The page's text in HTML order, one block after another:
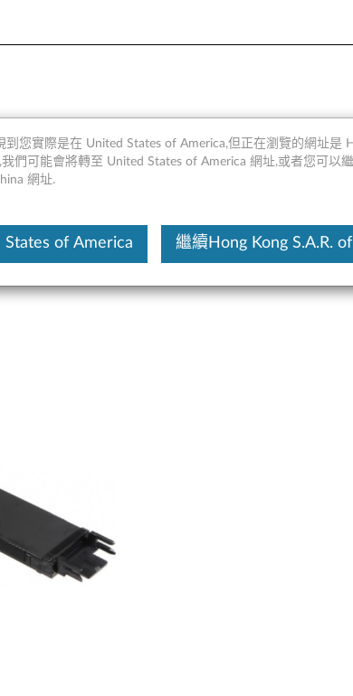
，固態硬盤（SSD） -
這份
到您實際是在 United States of America,但正在瀏覽的網址是
我們可能會將轉至 United States of America 網址,或者您可以
網址.
States of America 繼續Hong Kong S.A.R.